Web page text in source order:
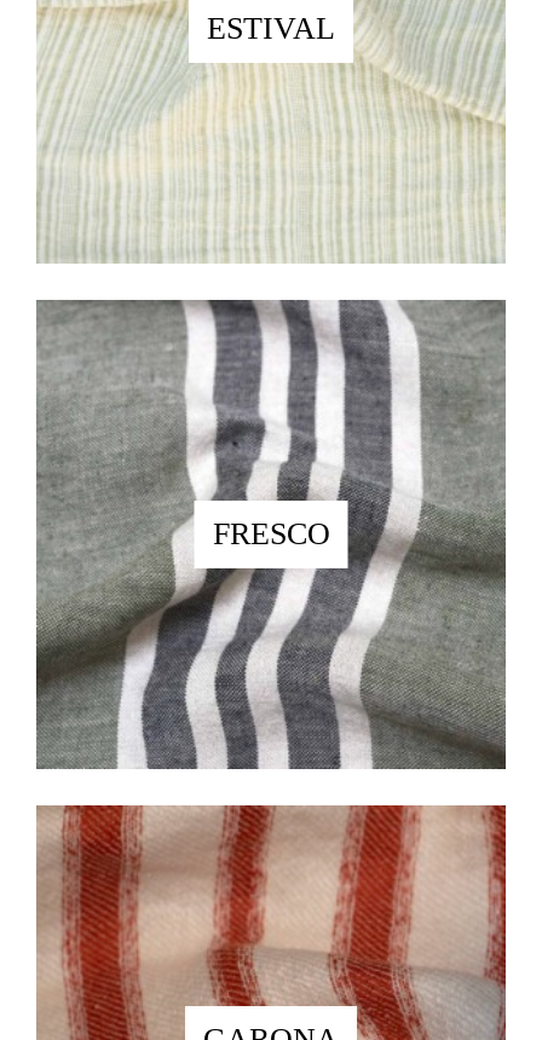
ESTIVAL
FRESCO